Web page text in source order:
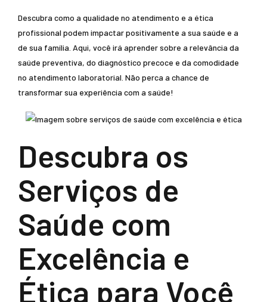
Descubra como a qualidade no atendimento e a ética
profissional podem impactar positivamente a sua saúde e a
de sua família. Aqui, você irá aprender sobre a relevância da
saúde preventiva, do diagnóstico precoce e da comodidade
no atendimento laboratorial. Não perca a chance de
transformar sua experiência com a saúde!
Descubra os
Serviços de
Saúde com
Excelência e
Ética para Você